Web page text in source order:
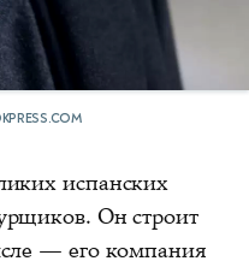
испанских
Он строит
— его компания